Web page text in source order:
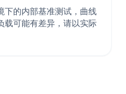
下的内部基准测试，曲线
载可能有差异，请以实际